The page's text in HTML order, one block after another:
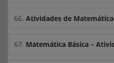
66. Atividades de
67. Matemática Básica –